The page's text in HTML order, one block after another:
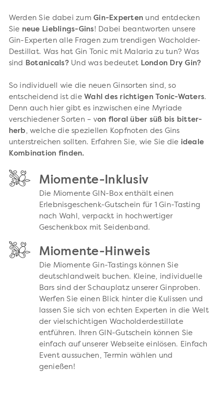
Werden Sie dabei zumGin-Experten und entdecken
Sie neue Lieblings-Gins! Dabei beantworten unsere
Gin-Experten alle Fragen zum trendigen Wacholder-
Destillat. Was hat Gin Tonic mit Malaria zu tun? Was
sind
Botanicals?Und was bedeutet London Dry Gin?
So individuell wie die neuen Ginsorten sind, so
entscheidend ist dieWahl des richtigen Tonic-Waters.
Denn auch hier gibt es inzwischen eine Myriade
verschiedener Sorten – von floral über süß bis bitter-
herb, welche die speziellen Kopfnoten des Gins
unterstreichen sollten. Erfahren Sie, wie Sie die ideale
Kombination finden.
Miomente-Inklusiv
Die Miomente GIN-Box enthält einen
Erlebnisgeschenk-Gutschein für 1 Gin-Tasting
nach Wahl, verpackt in hochwertiger
Geschenkbox mit Seidenband.
Miomente-Hinweis
Die Miomente Gin-Tastings können Sie
deutschlandweit buchen. Kleine, individuelle
Bars sind der Schauplatz unserer Ginproben.
Werfen Sie einen Blick hinter die Kulissen und
lassen Sie sich von echten Experten in die Welt
der vielschichtigen Wacholderdestillate
entführen. Ihren GIN-Gutschein können Sie
einfach auf unserer Webseite einlösen. Einfach
Event aussuchen, Termin wählen und
genießen!